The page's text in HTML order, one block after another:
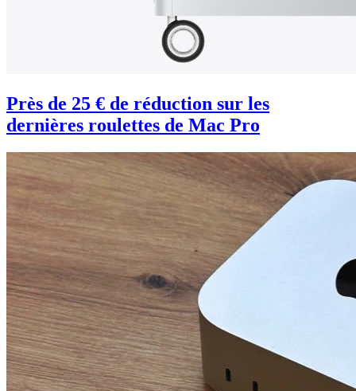
Près de 25 € de réduction sur les
dernières roulettes de Mac Pro